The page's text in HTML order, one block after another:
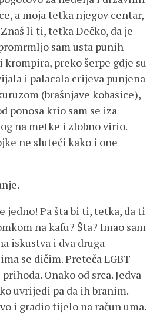
a moja tetka njegov centar,
li ti, tetka Dečko, da je
sam usta punih
preko šerpe gdje su
i palacala crijeva punjena
(brašnjave kobasice),
ponosa krio sam se iza
na metke i zlobno virio.
ne sluteći kako i one
jedno! Pa šta bi ti, tetka, da ti
na kafu? Šta? Imao sam
iskustva i dva druga
se dičim. Preteča LGBT
Onako od srca. Jedva
uvrijedi pa da ih branim.
i gradio tijelo na račun uma.